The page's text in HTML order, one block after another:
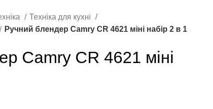
Техніка для кухні
Ручний блендер Camry CR 4621 міні набір 2 в 1
Camry CR 4621 міні